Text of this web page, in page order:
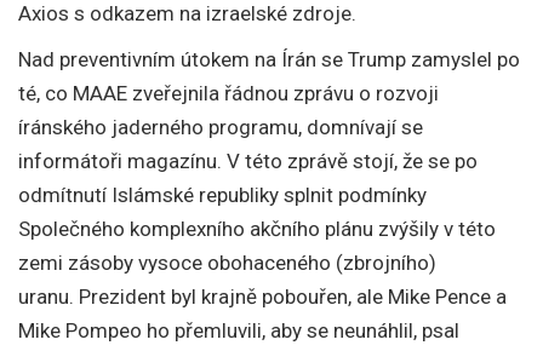
Axios s odkazem na izraelské zdroje.
Nad preventivním útokem na Írán se Trump zamyslel po
té, co MAAE zveřejnila řádnou zprávu o rozvoji
íránského jaderného programu, domnívají se
informátoři magazínu. V této zprávě stojí, že se po
odmítnutí Islámské republiky splnit podmínky
Společného komplexního akčního plánu zvýšily v této
zemi zásoby vysoce obohaceného (zbrojního)
uranu. Prezident byl krajně pobouřen, ale Mike Pence a
Mike Pompeo ho přemluvili, aby se neunáhlil, psal